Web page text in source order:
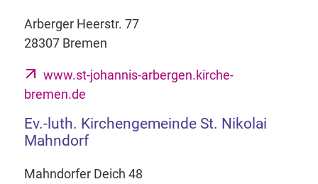
Arberger Heerstr. 77
28307 Bremen
www.st-johannis-arbergen.kirche-
bremen.de
Ev.-luth. Kirchengemeinde St. Nikolai
Mahndorf
Mahndorfer Deich 48